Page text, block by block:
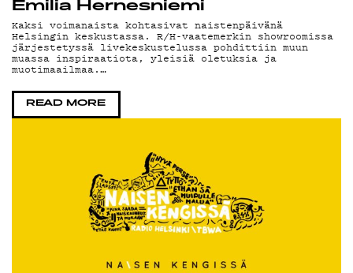
Emilia Hernesniemi
Kaksi voimanaista kohtasivat naistenpäivänä
Helsingin keskustassa. R/H-vaatemerkin showroomissa
järjestetyssä livekeskustelussa pohdittiin muun
muassa inspiraatiota, yleisiä oletuksia ja
muotimaailmaa.…
READ MORE